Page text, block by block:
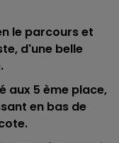
le parcours et
d'une belle
aux 5 ème place,
en bas de